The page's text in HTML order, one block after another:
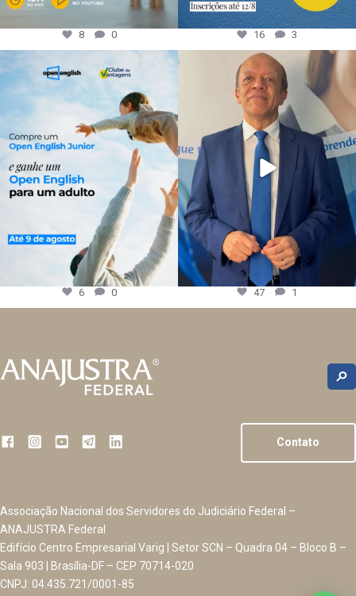
8 0 16 3
6 0 47 1
Contato
Associação Nacional dos Servidores do Judiciário Federal –
ANAJUSTRA Federal
Edifício Centro Empresarial Varig | Setor SCN – Quadra 04 – Bloco B –
Sala 903 | Brasília-DF – CEP 70714-020
CNPJ: 04.435.721/0001-85